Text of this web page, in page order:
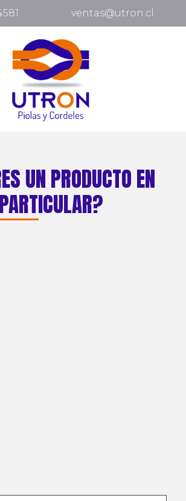
ventas@utron.cl
UN PRODUCTO EN
PARTICULAR?